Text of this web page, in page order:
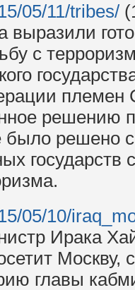
05/11/tribes/
выразили
с
племен
решению
было решено
государств
05/10/
Ирака
Москву,
главы